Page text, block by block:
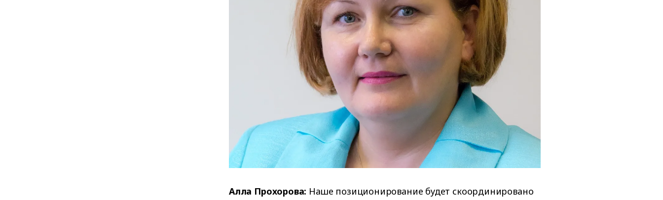
Алла Прохорова: Наше позиционирование будет скоординировано